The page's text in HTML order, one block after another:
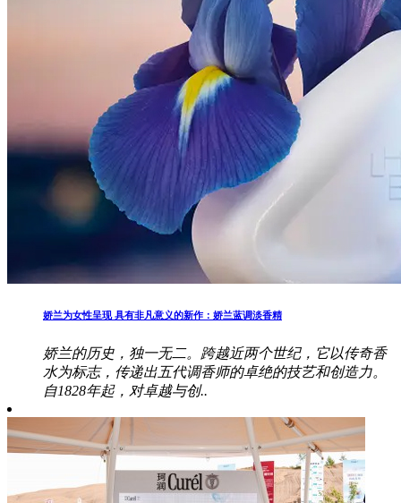
娇兰为女性呈现 具有非凡意义的新作：娇兰蓝调淡香精
娇兰的历史，独一无二。跨越近两个世纪，它以传奇香
水为标志，传递出五代调香师的卓绝的技艺和创造力。
自1828年起，对卓越与创..